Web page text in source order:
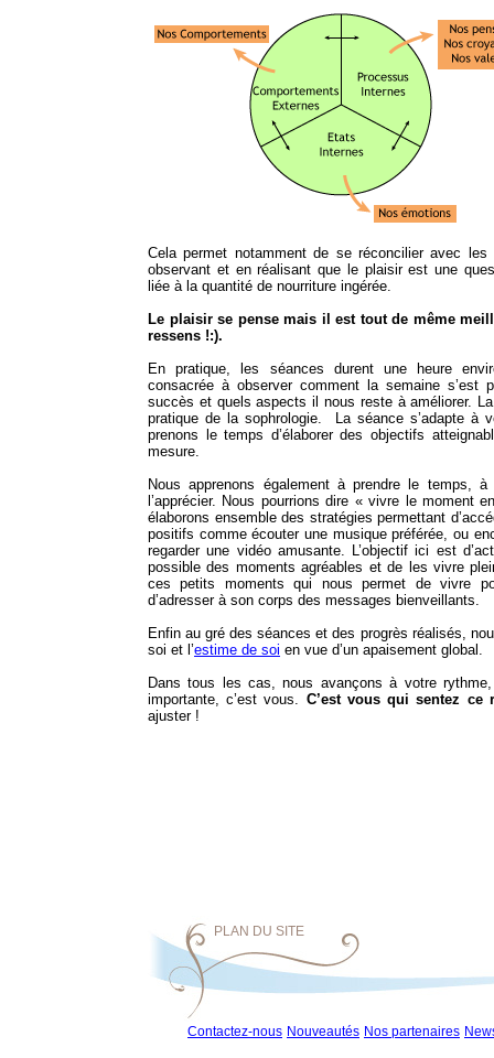
Cela permet notamment de se réconcilier avec
observant et en réalisant que le plaisir est une
liée à la quantité de nourriture ingérée.
Le plaisir se pense mais il est tout de même
ressens !:).
En pratique, les séances durent une heure
consacrée à observer comment la semaine s’est
succès et quels aspects il nous reste à améliorer.
pratique de la sophrologie. La séance s’adapte à
prenons le temps d’élaborer des objectifs
mesure.
Nous apprenons également à prendre le temps,
l’apprécier. Nous pourrions dire « vivre le moment
élaborons ensemble des stratégies permettant
positifs comme écouter une musique préférée, ou
regarder une vidéo amusante. L’objectif ici est
possible des moments agréables et de les vivre
ces petits moments qui nous permet de vivre
d’adresser à son corps des messages bienveillants.
Enfin au gré des séances et des progrès réalisés,
soi et l’estime de soi en vue d’un apaisement global.
Dans tous les cas, nous avançons à votre
importante, c’est vous. C’est vous qui sentez ce
ajuster !
PLAN DU SITE
Contactez-nous Nouveautés Nos partenaires